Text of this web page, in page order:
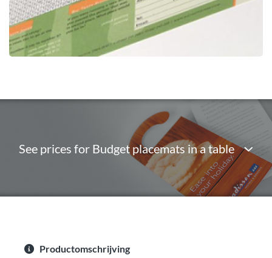
See prices for Budget placemats in a table
Productomschrijving